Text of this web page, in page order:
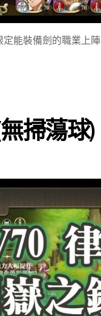
定能裝備劍的職業上
掃蕩球